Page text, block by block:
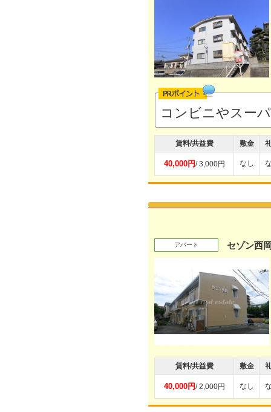
コンビニやスー
賃料/共益費 敷金
40,000円/ 3,000円 なし
アパート セゾン西
賃料/共益費 敷金
40,000円/ 2,000円 なし